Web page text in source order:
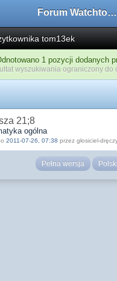
Forum Watchtower
tom13ek
1 pozycji dodanych
wyszukiwania ograniczony do
21;8
ogólna
2011-07-26, 07:38 przez głosiciel-
Pełna wersja Polski